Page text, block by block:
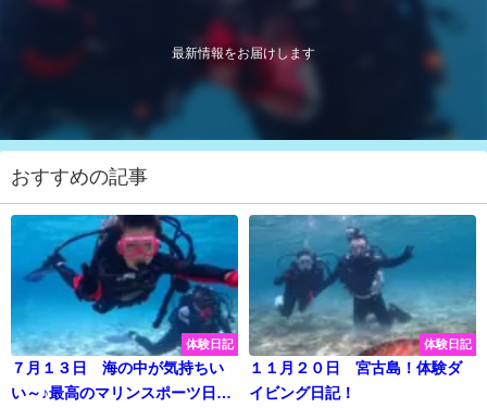
最新情報をお届けします
おすすめの記事
体験日記
７月１３日 海の中が気持ちい
い～♪最高のマリンスポーツ日和
体験日記
１１月２０日 宮古島！体験ダ
イビング日記！